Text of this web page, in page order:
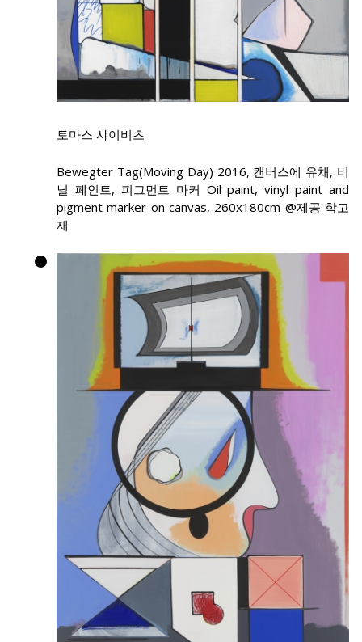
토마스 샤이비츠
Bewegter Tag(Moving Day) 2016, 캔버스에 유채, 비
닐 페인트, 피그먼트 마커 Oil paint, vinyl paint and
pigment marker on canvas, 260x180cm @제공 학고
재